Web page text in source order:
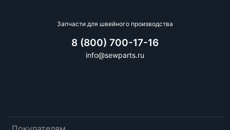
Запчасти для швейного производства
8 (800) 700-17-16
info@sewparts.ru